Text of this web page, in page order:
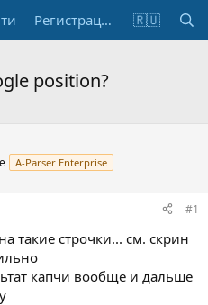
Регистрация 🇷🇺
position?
A-Parser Enterprise
#1
такие строчки... см. скрин
капчи вообще и дальше